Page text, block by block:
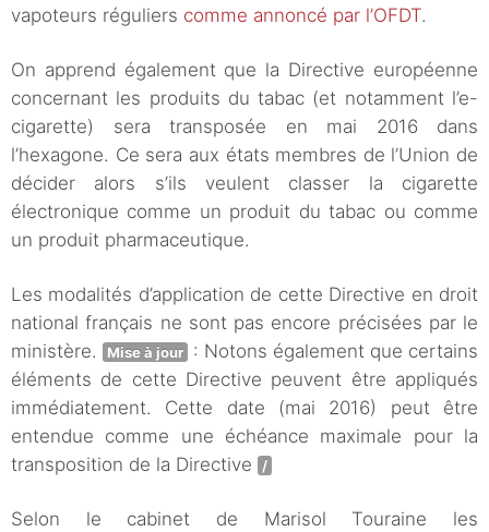
vapoteurs réguliers comme annoncé par l’OFDT.
On apprend également que la Directive européenne
concernant les produits du tabac (et notamment l’e-
cigarette) sera transposée en mai 2016 dans
l’hexagone. Ce sera aux états membres de l’Union de
décider alors s’ils veulent classer la cigarette
électronique comme un produit du tabac ou comme
un produit pharmaceutique.
Les modalités d’application de cette Directive en droit
national français ne sont pas encore précisées par le
ministère.
Mise à jour
: Notons également que certains
éléments de cette Directive peuvent être appliqués
immédiatement. Cette date (mai 2016) peut être
entendue comme une échéance maximale pour la
transposition de la Directive
/
Selon le cabinet de Marisol Touraine les